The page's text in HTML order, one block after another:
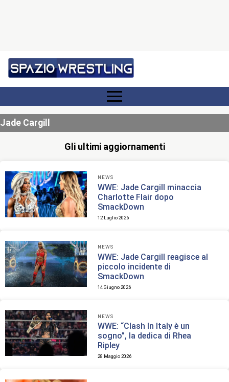
Jade Cargill
Gli ultimi aggiornamenti
NEWS
WWE: Jade Cargill minaccia
Charlotte Flair dopo
SmackDown
12 Luglio 2026
NEWS
WWE: Jade Cargill reagisce al
piccolo incidente di
SmackDown
14 Giugno 2026
NEWS
WWE: “Clash In Italy è un
sogno”, la dedica di Rhea
Ripley
28 Maggio 2026